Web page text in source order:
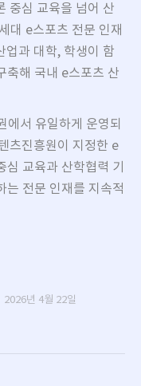
중심 교육을 넘어 산
대 e스포츠 전문 인재
업과 대학, 학생이 함
축해 국내 e스포츠 산
에서 유일하게 운영되
츠진흥원이 지정한 e
교육과 산학협력 기
는 전문 인재를 지속적
2026년 4월 22일